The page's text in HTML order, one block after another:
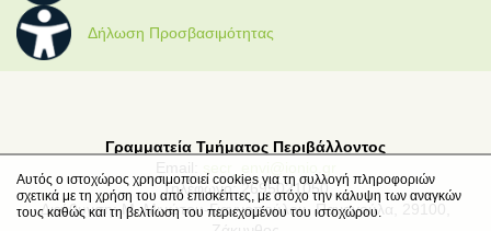
Δήλωση Προσβασιμότητας
Γραμματεία Τμήματος Περιβάλλοντος
Email:
Τηλέφωνο: 2695021050
Διεύθυνση: Μ. Μινώτου-Γιαννοπούλου, Παναγούλα, 29100,
Αυτός ο ιστοχώρος χρησιμοποιεί cookies για τη συλλογή πληροφοριών
σχετικά με τη χρήση του από επισκέπτες, με στόχο την κάλυψη των αναγκών
τους καθώς και τη βελτίωση του περιεχομένου του ιστοχώρου.